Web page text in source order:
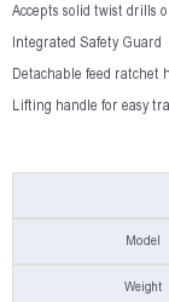
Accepts solid twist drills
Integrated Safety Guard
Detachable feed
Lifting handle for easy
Model
Weight